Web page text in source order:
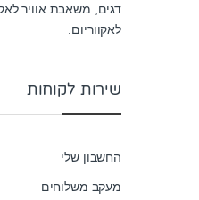
דגים, משאבת אוויר
לאקווריום.
שירות לקוחות
החשבון שלי
מעקב משלוחים